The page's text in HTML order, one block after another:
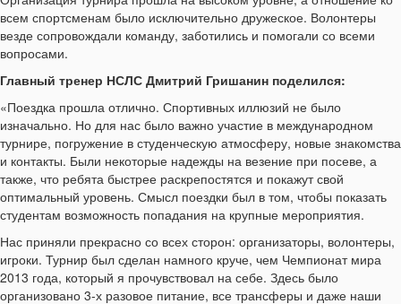
всем спортсменам было исключительно дружеское. Волонтеры
везде сопровождали команду, заботились и помогали со всеми
вопросами.
Главный тренер НСЛС Дмитрий Гришанин поделился:
«Поездка прошла отлично. Спортивных иллюзий не было
изначально. Но для нас было важно участие в международном
турнире, погружение в студенческую атмосферу, новые знакомства
и контакты. Были некоторые надежды на везение при посеве, а
также, что ребята быстрее раскрепостятся и покажут свой
оптимальный уровень. Смысл поездки был в том, чтобы показать
студентам возможность попадания на крупные мероприятия.
Нас приняли прекрасно со всех сторон: организаторы, волонтеры,
игроки. Турнир был сделан намного круче, чем Чемпионат мира
2013 года, который я прочувствовал на себе. Здесь было
организовано 3-х разовое питание, все трансферы и даже наши